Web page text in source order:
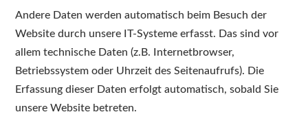
Andere Daten werden automatisch beim Besuch der
Website durch unsere IT-Systeme erfasst. Das sind vor
allem technische Daten (z.B. Internetbrowser,
Betriebssystem oder Uhrzeit des Seitenaufrufs). Die
Erfassung dieser Daten erfolgt automatisch, sobald Sie
unsere Website betreten.